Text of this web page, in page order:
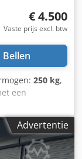
€ 4.500
Vaste prijs excl. btw
Bellen
250 kg,
een
in
Credpfx
0,15 tot 2,0
ca. 500
Advertentie